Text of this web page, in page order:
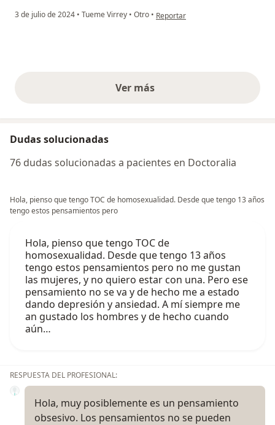
3 de julio de 2024 • Tueme Virrey • Otro • en opinión del usuario Alejandro V.
Reportar
Ver másopiniones anteriores
Dudas solucionadas
76 dudas solucionadas a pacientes en Doctoralia
Hola, pienso que tengo TOC de homosexualidad. Desde que tengo 13 años
tengo estos pensamientos pero
Hola, pienso que tengo TOC de
homosexualidad. Desde que tengo 13 años
tengo estos pensamientos pero no me gustan
las mujeres, y no quiero estar con una. Pero ese
pensamiento no se va y de hecho me a estado
dando depresión y ansiedad. A mí siempre me
an gustado los hombres y de hecho cuando
aún…
RESPUESTA DEL PROFESIONAL:
Hola, muy posiblemente es un pensamiento
obsesivo. Los pensamientos no se pueden